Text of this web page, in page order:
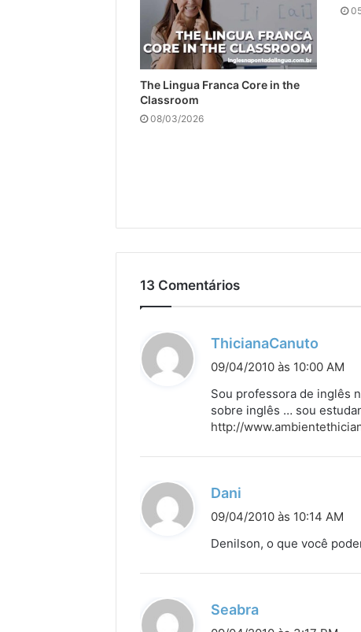
The Lingua Franca Core in the
Classroom
08/03/2026
13 Comentários
ThicianaCanuto
i
s
e
09/04/2010 às 10:00 AM
Sou professora de inglês
sobre inglês … sou
http://
Dani
i
e
09/04/2010 às 10:14 AM
Denilson, o que você
Seabra